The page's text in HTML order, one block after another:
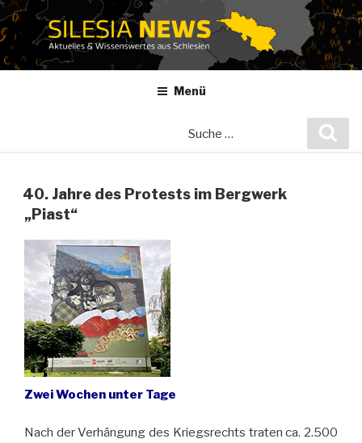
Zum
Inhalt
springen
Menü
40. Jahre des Protests im Bergwerk
„Piast“
Zwei Wochen unter Tage
Nach der Verhängung des Kriegsrechts traten ca. 2.500